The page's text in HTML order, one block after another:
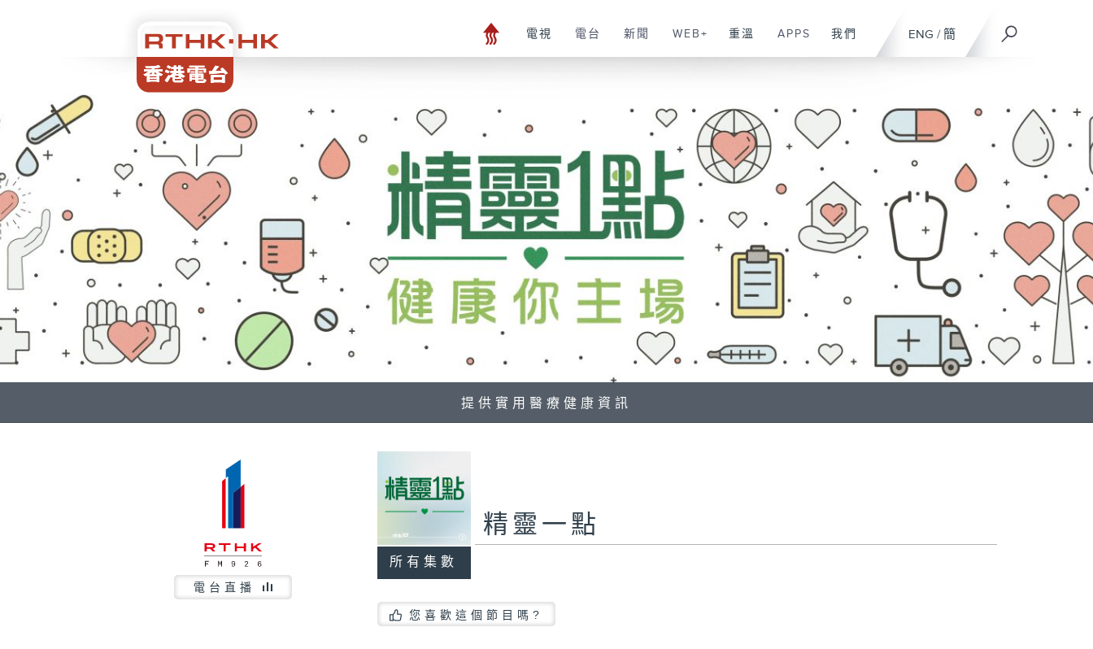
ENG / 簡
電視 電台 新聞 WEB+ 重溫 APPS 我們
提供實用醫療健康資訊
電台直播
所有集數
精靈一點
您喜歡這個節目嗎?